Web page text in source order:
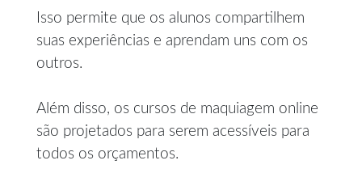
Isso permite que os alunos compartilhem
suas experiências e aprendam uns com os
outros.
Além disso, os cursos de maquiagem online
são projetados para serem acessíveis para
todos os orçamentos.